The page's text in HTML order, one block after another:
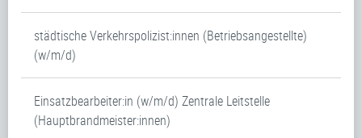
städtische Verkehrspolizist:innen (Betriebsangestellte)
(w/m/d)
Einsatzbearbeiter:in (w/m/d) Zentrale Leitstelle
(Hauptbrandmeister:innen)